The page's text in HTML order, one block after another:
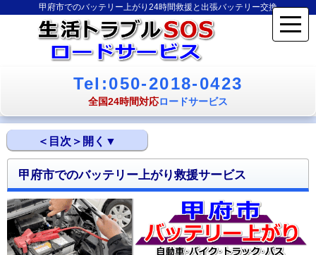
甲府市でのバッテリー上がり24時間救援と出張バッテリー交換
Tel:050-2018-0423
全国24時間対応ロードサービス
甲府市でのバッテリー上がり救援サービス
甲府市のバッテリー上がり救援ロードサービスの特徴
甲府市のバッテリー上がり救援対応情報
甲府市のバッテリー上がり救援対応エリア
甲府市でのバッテリー上がり救援サービス